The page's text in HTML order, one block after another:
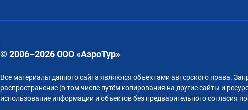
© 2006–2026 ООО «АэроТур»
Все материалы данного сайта являются объектами авторского права.
распространение (в том числе путём копирования на другие сайты и
использование информации и объектов без предварительного согласия